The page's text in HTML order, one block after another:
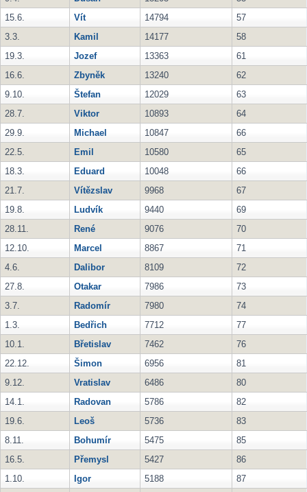
15.6.
Vít 14794
57
3.3.
Kamil 14177
58
19.3.
Jozef 13363
61
16.6.
Zbyněk 13240
62
9.10.
Štefan 12029
63
28.7.
Viktor 10893
64
29.9.
Michael 10847
66
22.5.
Emil 10580
65
18.3.
Eduard 10048
66
21.7.
Vítězslav 9968
67
19.8.
Ludvík 9440
69
28.11.
René 9076
70
12.10.
Marcel 8867
71
4.6.
Dalibor 8109
72
27.8.
Otakar 7986
73
3.7.
Radomír 7980
74
1.3.
Bedřich 7712
77
10.1.
Břetislav 7462
76
22.12.
Šimon 6956
81
9.12.
Vratislav 6486
80
14.1.
Radovan 5786
82
19.6.
Leoš 5736
83
8.11.
Bohumír 5475
85
16.5.
Přemysl 5427
86
1.10.
Igor 5188
87